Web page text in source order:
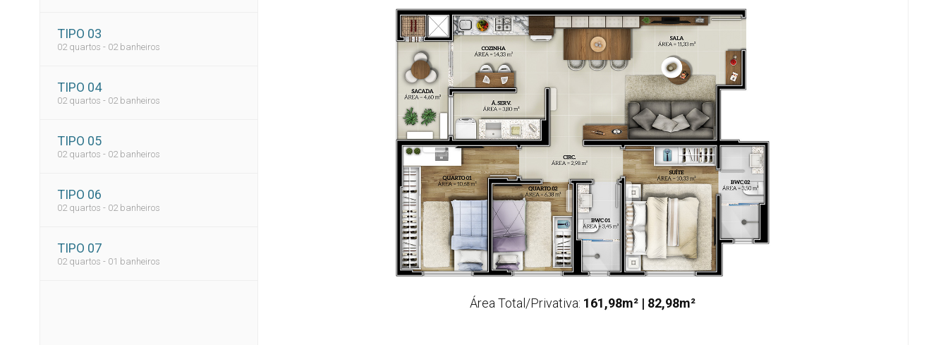
TIPO 03
02 quartos - 02 banheiros
TIPO 04
02 quartos - 02 banheiros
TIPO 05
02 quartos - 02 banheiros
TIPO 06
02 quartos - 02 banheiros
TIPO 07
02 quartos - 01 banheiros
Área Total/Privativa: 161,98m² | 82,98m²